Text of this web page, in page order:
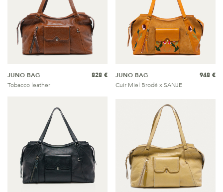
JUNO BAG
Tobacco leather
828 €
JUNO BAG
Cuir Miel Brodé x SANJE
948 €